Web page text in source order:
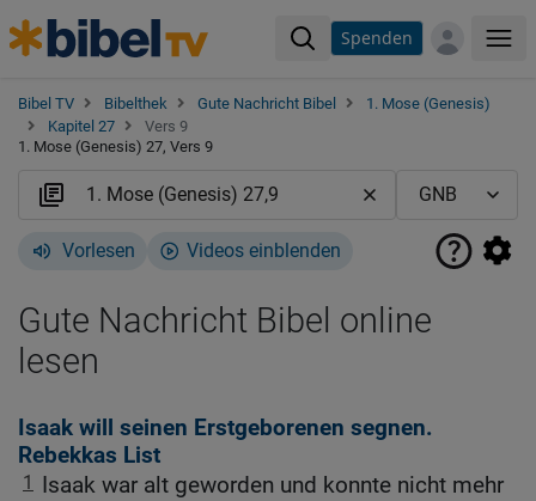
Spenden
Bibel TV Bibelthek Gute Nachricht Bibel
1. Mose (Genesis)
Kapitel 27
Vers 9
1. Mose (Genesis) 27, Vers 9
Vorlesen Videos einblenden
Gute Nachricht Bibel online
lesen
Isaak will seinen Erstgeborenen segnen.
Rebekkas List
1
Isaak war alt geworden und konnte nicht mehr